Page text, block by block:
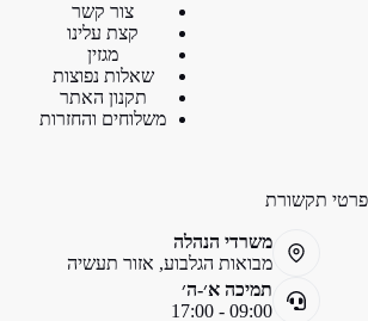
צור קשר
קצת עלינו
מגזין
שאלות נפוצות
תקנון האתר
משלוחים והחזרות
פרטי תקשורת
משרדי הנהלה
מבואות הגלבוע, אזור תעשיה
תמיכה א׳-ה׳
09:00 - 17:00